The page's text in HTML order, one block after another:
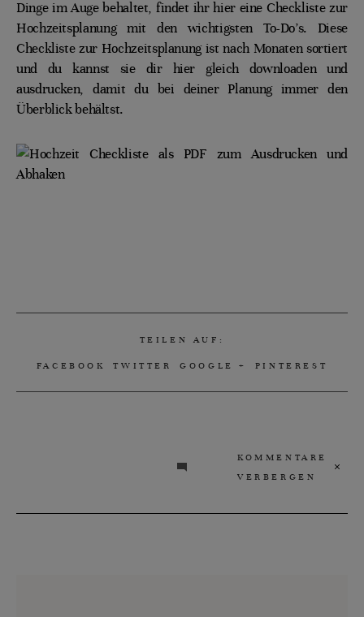
Dinge im Auge behaltet, findet ihr hier eine Checkliste zur
Hochzeitsplanung mit den wichtigsten To-Do’s. Diese
Checkliste zur Hochzeitsplanung ist nach Monaten sortiert
und du kannst sie dir hier gleich downloaden und
ausdrucken, damit du bei deiner Planung immer den
Überblick behältst.
TEILEN AUF:
FACEBOOK TWITTER GOOGLE + PINTEREST
KOMMENTARE
VERBERGEN